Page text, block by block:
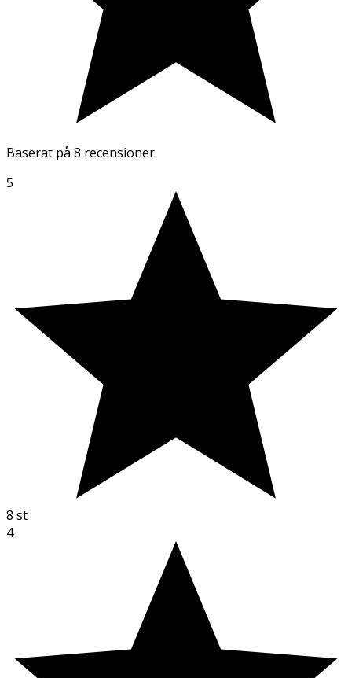
Baserat på 8 recensioner
5
8 st
4